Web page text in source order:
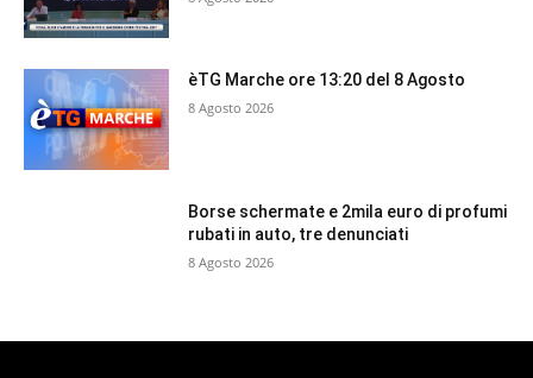
èTG Marche ore 13:20 del 8 Agosto
8 Agosto 2026
Borse schermate e 2mila euro di profumi
rubati in auto, tre denunciati
8 Agosto 2026